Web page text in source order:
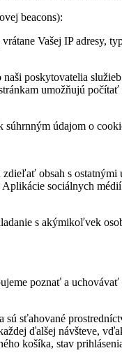
beacons):
Vašej IP adresy,
poskytovatelia
umožňujú
údajom o
obsah s
sociálnych
s akýmikoľvek
poznať a
sťahované
ďalšej návšteve,
košíka, stav